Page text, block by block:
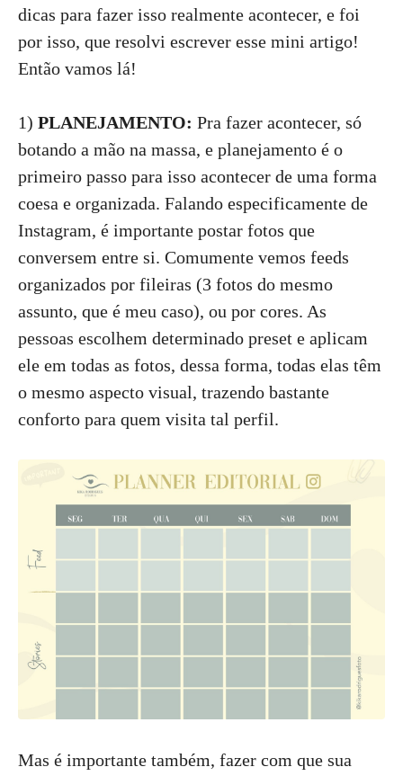
dicas para fazer isso realmente acontecer, e foi
por isso, que resolvi escrever esse mini artigo!
Então vamos lá!
1) PLANEJAMENTO: Pra fazer acontecer, só
botando a mão na massa, e planejamento é o
primeiro passo para isso acontecer de uma forma
coesa e organizada. Falando especificamente de
Instagram, é importante postar fotos que
conversem entre si. Comumente vemos feeds
organizados por fileiras (3 fotos do mesmo
assunto, que é meu caso), ou por cores. As
pessoas escolhem determinado preset e aplicam
ele em todas as fotos, dessa forma, todas elas têm
o mesmo aspecto visual, trazendo bastante
conforto para quem visita tal perfil.
Mas é importante também, fazer com que sua